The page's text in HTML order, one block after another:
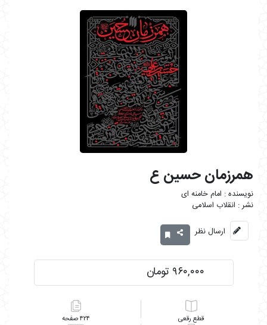
همرزمان حسین ع
امام خامنه ای
انقلاب اسلامی
ارسال نظر
۹۶۰,۰۰۰ تومان
رقعی ۴۲۴